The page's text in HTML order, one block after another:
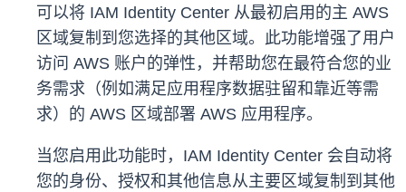
可以将 IAM Identity Center 从最初启用的主 AWS
区域复制到您选择的其他区域。此功能增强了用户
访问 AWS 账户的弹性，并帮助您在最符合您的业
务需求（例如满足应用程序数据驻留和靠近等需
求）的 AWS 区域部署 AWS 应用程序。
当您启用此功能时，IAM Identity Center 会自动将
您的身份、授权和其他信息从主要区域复制到其他